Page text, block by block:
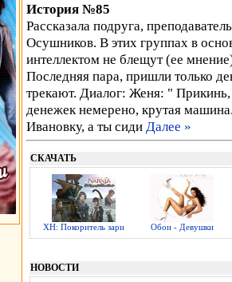
История №85
Рассказала подруга,
Осушников. В этих группах в
интеллектом не блещут (ее
Последняя пара, пришли только
трекают. Диалог: Женя: " Прикинь,
денежек немерено, крутая
Ивановку, а ты сиди Далее »
СКАЧАТЬ
ХН: Покоритель зари Обои - Девушки
НОВОСТИ